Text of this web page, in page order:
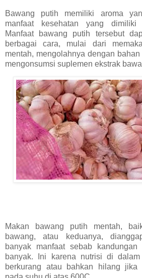
Bawang putih memiliki aroma
manfaat kesehatan yang dimiliki
Manfaat bawang putih tersebut
berbagai cara, mulai dari
mentah, mengolahnya dengan
mengonsumsi suplemen ekstrak
Makan bawang putih mentah,
bawang, atau keduanya,
banyak manfaat sebab
banyak. Ini karena nutrisi di
berkurang atau bahkan hilang